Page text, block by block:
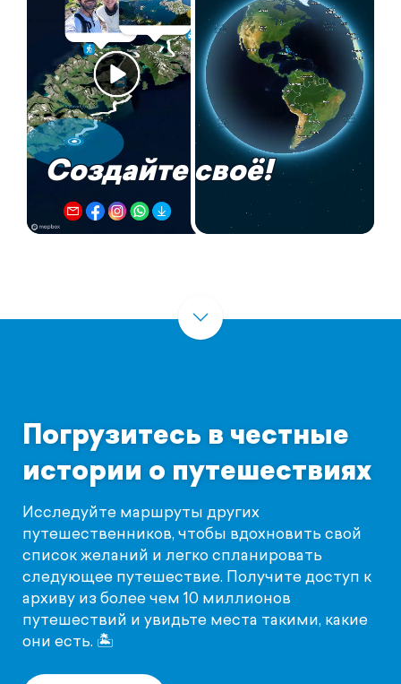
Создайте своё!
Погрузитесь в честные
истории о путешествиях
Исследуйте маршруты других
путешественников, чтобы вдохновить свой
список желаний и легко спланировать
следующее путешествие. Получите доступ к
архиву из более чем 10 миллионов
путешествий и увидьте места такими, какие
они есть. 🏝️️